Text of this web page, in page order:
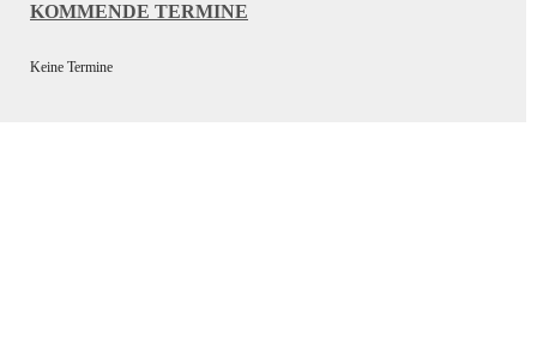
KOMMENDE TERMINE
Keine Termine